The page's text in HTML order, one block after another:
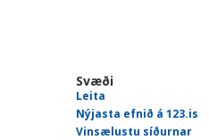
Svæði
Leita
Nýjasta efnið á 123.is
Vinsælustu síðurnar